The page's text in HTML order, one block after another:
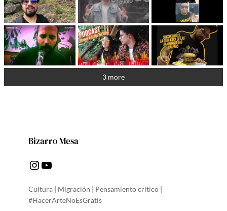
3 more
Bizarro Mesa
Instagram YouTube
Cultura | Migración | Pensamiento crítico |
#HacerArteNoEsGratis